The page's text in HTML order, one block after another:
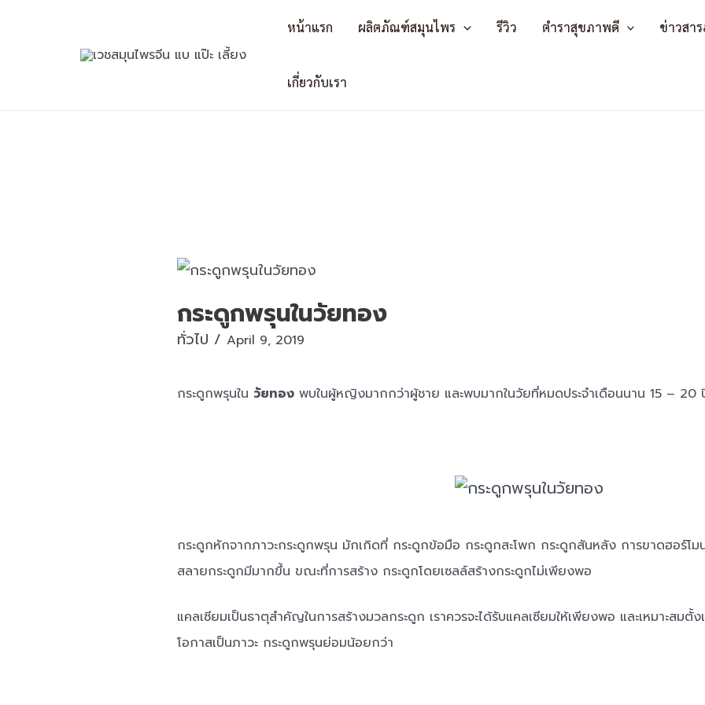
หน้าแรก ผลิตภัณฑ์สมุนไพร รีวิว ตำราสุขภาพดี ข่าวสา
เกี่ยวกับเรา
กระดูกพรุนในวัยทอง
ทั่วไป / April 9, 2019
กระดูกพรุนใน วัยทอง พบในผู้หญิงมากกว่าผู้ชาย และพบมากในวัยที่หมดประจำเดือนนาน 15 – 20
กระดูกหักจากภาวะกระดูกพรุน มักเกิดที่ กระดูกข้อมือ กระดูกสะโพก กระดูกสันหลัง การขาดฮอร์โมน
สลายกระดูกมีมากขึ้น ขณะที่การสร้าง กระดูกโดยเซลล์สร้างกระดูกไม่เพียงพอ
แคลเซียมเป็นธาตุสำคัญในการสร้างมวลกระดูก เราควรจะได้รับแคลเซียมให้เพียงพอ และเหมาะสม
โอกาสเป็นภาวะ กระดูกพรุนย่อมน้อยกว่า